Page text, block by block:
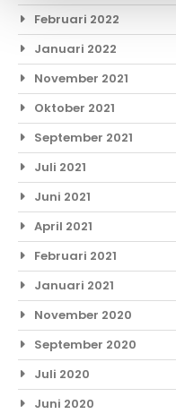
Februari 2022
Januari 2022
November 2021
Oktober 2021
September 2021
Juli 2021
Juni 2021
April 2021
Februari 2021
Januari 2021
November 2020
September 2020
Juli 2020
Juni 2020